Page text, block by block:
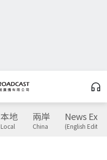
本地
Local
兩岸
China
News
(English